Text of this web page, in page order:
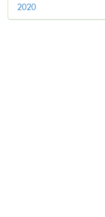
2020